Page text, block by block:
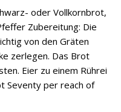
oder Vollkornbrot,
Zubereitung: Die
von den Gräten
zerlegen. Das Brot
Eier zu einem Rührei
Seventy per reach of